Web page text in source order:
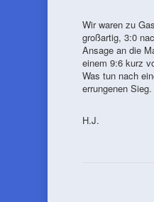
Wir waren zu
großartig, 3:0
Ansage an die
einem 9:6 kurz
Was tun nach
errungenen Sieg.
H.J.